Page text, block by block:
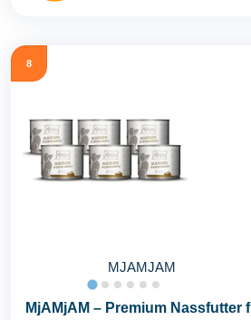
8
MJAMJAM
MjAMjAM – Premium Nassfutter